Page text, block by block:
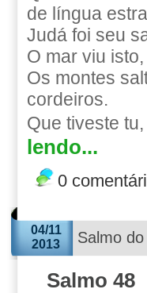
de língua
Judá foi seu
O mar viu
Os montes
cordeiros.
Que tiveste
lendo...
0
04/11
2013
Salmo
Salmo 48